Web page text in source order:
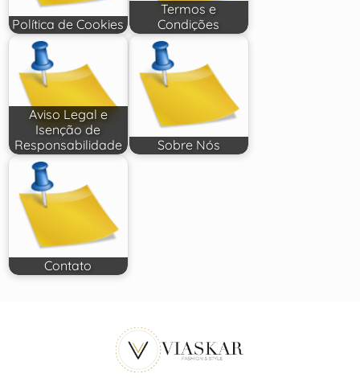
Política de Cookies
Termos e
Condições
Aviso Legal e
Isenção de
Responsabilidade
Sobre Nós
Contato